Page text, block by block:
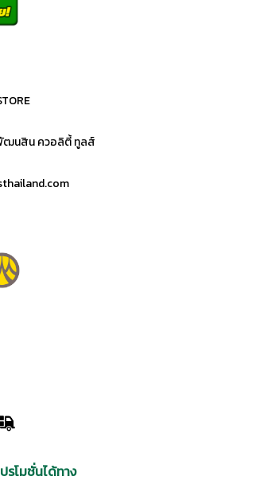
ฒนสิน ควอลิตี้ ทูลส์
รโมชั่นได้ทาง